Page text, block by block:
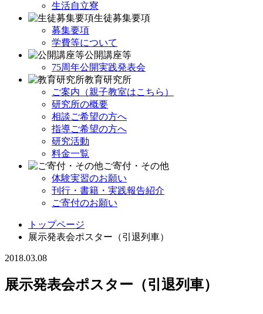
生活自立寮
生徒募集要項
募集要項
学費等について
公開講座等
75周年公開実践発表会
教育研究所
ご案内（親子教室はこちら）
研究所の概要
相談ご希望の方へ
指導ご希望の方へ
研究活動
料金一覧
ご寄付・その他
体験実習のお願い
刊行・書籍・実践報告紹介
ご寄付のお願い
トップページ
展示発表会ポスター（引退列車）
2018.03.08
展示発表会ポスター（引退列車）